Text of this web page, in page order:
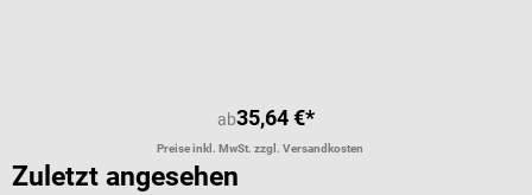
ab35,64 €*
Preise inkl. MwSt. zzgl. Versandkosten
Zuletzt angesehen